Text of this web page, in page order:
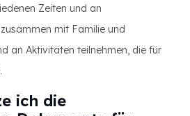
Zeiten und an
mit Familie und
an Aktivitäten teilnehmen, die für
ich die